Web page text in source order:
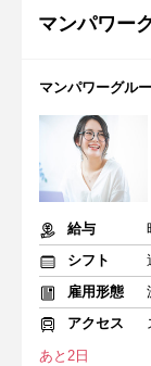
マンパワー
マンパワーグル
給与
シフト
雇用形態
アクセス
あと2日